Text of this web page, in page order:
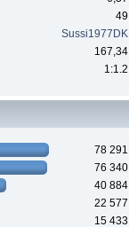
49
Sussi1977DK
167,34
1:1.2
78 291
76 340
40 884
22 577
15 433